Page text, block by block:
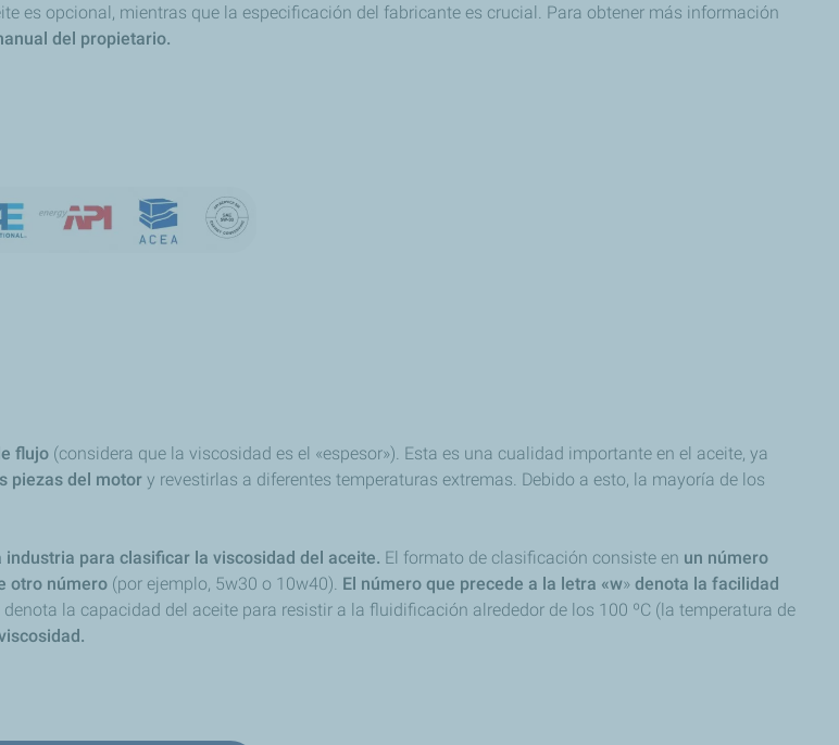
es opcional, mientras que la especificación del fabricante es crucial. Para obtener más información
del propietario.
flujo (considera que la viscosidad es el «espesor»). Esta es una cualidad importante en el aceite, ya
piezas del motor y revestirlas a diferentes temperaturas extremas. Debido a esto, la mayoría de los
para clasificar la viscosidad del aceite. El formato de clasificación consiste en un número
otro número (por ejemplo, 5w30 o 10w40). El número que precede a la letra «w» denota la facilidad
la capacidad del aceite para resistir a la fluidificación alrededor de los 100 ºC (la temperatura de